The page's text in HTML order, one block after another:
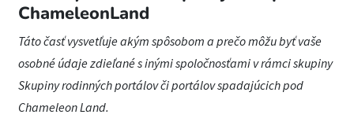
ChameleonLand
Táto časť vysvetľuje akým spôsobom a prečo môžu byť vaše
osobné údaje zdieľané s inými spoločnosťami v rámci skupiny
Skupiny rodinných portálov či portálov spadajúcich pod
Chameleon Land.